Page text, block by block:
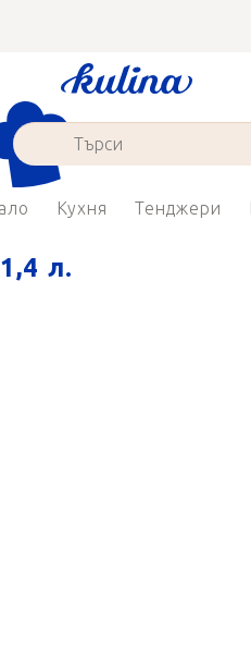
съдържанието
Кухня Тенджери
1,4 л.